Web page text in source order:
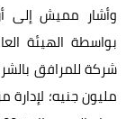
وأشار مميش إلى
بواسطة الهيئة
مليون جنيه؛